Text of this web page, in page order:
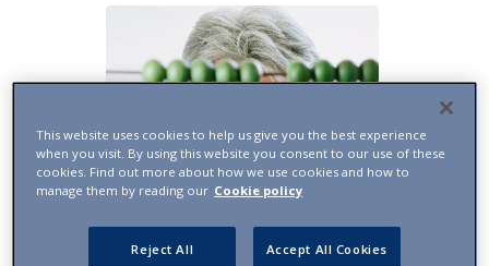
This website uses cookies to help us give you the best experience
when you visit. By using this website you consent to our use of these
cookies. Find out more about how we use cookies and how to
manage them by reading our Cookie policy
Reject All Accept All Cookies